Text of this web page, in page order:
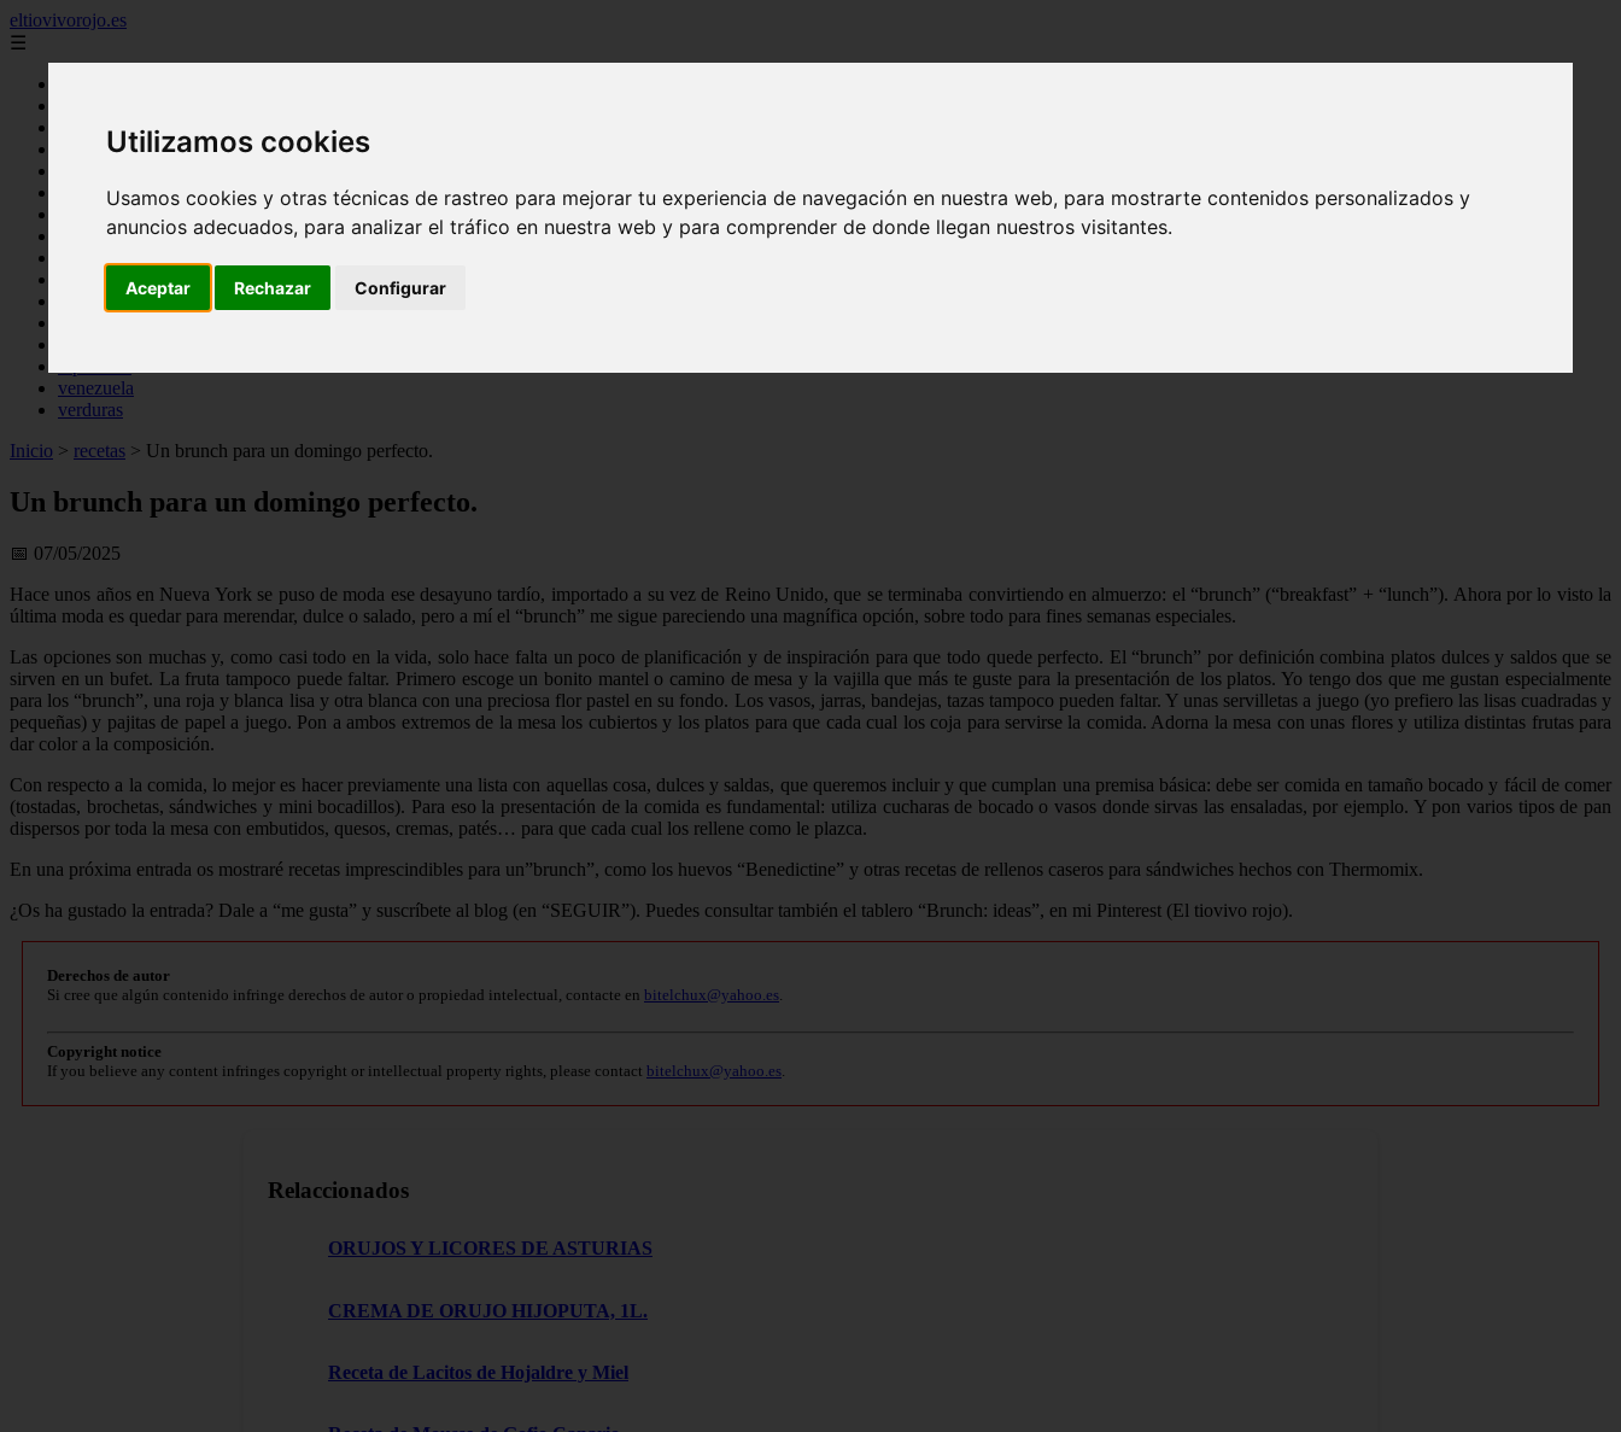
Utilizamos cookies
Usamos cookies y otras técnicas de rastreo para mejorar tu experiencia de navegación en nuestra web, para mostrarte contenidos personalizados y
anuncios adecuados, para analizar el tráfico en nuestra web y para comprender de donde llegan nuestros visitantes.
Aceptar Rechazar Configurar
eltiovivorojo.es
☰
espana
venezuela
verduras
Inicio > recetas > Un brunch para un domingo perfecto.
Un brunch para un domingo perfecto.
📅 07/05/2025
Hace unos años en Nueva York se puso de moda ese desayuno tardío, importado a su vez de Reino Unido, que se terminaba convirtiendo en almuerzo: el “brunch” (“breakfast” + “lunch”). Ahora por lo visto la
última moda es quedar para merendar, dulce o salado, pero a mí el “brunch” me sigue pareciendo una magnífica opción, sobre todo para fines semanas especiales.
Las opciones son muchas y, como casi todo en la vida, solo hace falta un poco de planificación y de inspiración para que todo quede perfecto. El “brunch” por definición combina platos dulces y saldos que se
sirven en un bufet. La fruta tampoco puede faltar. Primero escoge un bonito mantel o camino de mesa y la vajilla que más te guste para la presentación de los platos. Yo tengo dos que me gustan especialmente
para los “brunch”, una roja y blanca lisa y otra blanca con una preciosa flor pastel en su fondo. Los vasos, jarras, bandejas, tazas tampoco pueden faltar. Y unas servilletas a juego (yo prefiero las lisas cuadradas y
pequeñas) y pajitas de papel a juego. Pon a ambos extremos de la mesa los cubiertos y los platos para que cada cual los coja para servirse la comida. Adorna la mesa con unas flores y utiliza distintas frutas para
dar color a la composición.
Con respecto a la comida, lo mejor es hacer previamente una lista con aquellas cosa, dulces y saldas, que queremos incluir y que cumplan una premisa básica: debe ser comida en tamaño bocado y fácil de comer
(tostadas, brochetas, sándwiches y mini bocadillos). Para eso la presentación de la comida es fundamental: utiliza cucharas de bocado o vasos donde sirvas las ensaladas, por ejemplo. Y pon varios tipos de pan
dispersos por toda la mesa con embutidos, quesos, cremas, patés… para que cada cual los rellene como le plazca.
En una próxima entrada os mostraré recetas imprescindibles para un”brunch”, como los huevos “Benedictine” y otras recetas de rellenos caseros para sándwiches hechos con Thermomix.
¿Os ha gustado la entrada? Dale a “me gusta” y suscríbete al blog (en “SEGUIR”). Puedes consultar también el tablero “Brunch: ideas”, en mi Pinterest (El tiovivo rojo).
Derechos de autor
Si cree que algún contenido infringe derechos de autor o propiedad intelectual, contacte en bitelchux@yahoo.es
Copyright notice
If you believe any content infringes copyright or intellectual property rights, please contact bitelchux@yahoo.es
Relaccionados
ORUJOS Y LICORES DE ASTURIAS
CREMA DE ORUJO HIJOPUTA, 1L.
Receta de Lacitos de Hojaldre y Miel